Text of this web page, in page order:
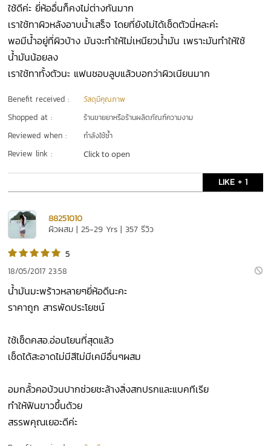
ใช้ดีค่ะ ยี่ห้ออื่นก็คงไม่ต่างกันมาก
เราใช้ทาผิวหลังอาบน้ำเสร็จ โดยที่ยังไม่ได้เช็ดตัวนี่หละค่ะ
พอมีน้ำอยู่ที่ผิวบ้าง มันจะทำให้ไม่เหนียวน้ำมัน เพราะมันทำให้ใช้
น้ำมันน้อยลง
เราใช้ทาทั้งตัวนะ แฟนชอบลูบแล้วบอกว่าผิวเนียนมาก
Benefit received : วัสดุมีคุณภาพ
Shopped at : ร้านขายยาหรือร้านผลิตภัณฑ์ความงาม
Reviewed when : กำลังใช้ซ้ำ
Review link : Click to open
LIKE + 1
88251010
ผิวผสม | 25-29 Yrs | 357 รีวิว
5
18/05/2017 23:58
น้ำมันมะพร้าวหลายๆยี่ห้อดีนะคะ
ราคาถูก สารพัดประโยชน์
ใช้เช็ดคสอ.อ่อนโยนที่สุดแล้ว
เช็ดได้สะอาดไม่มีสีไม่มีเคมีอื่นๆผสม
อมกลั้วคอบ้วนปากช่วยชะล้างสิ่งสกปรกและแบคทีเรีย
ทำให้ฟันขาวขึ้นด้วย
สรรพคุณเยอะดีค่ะ